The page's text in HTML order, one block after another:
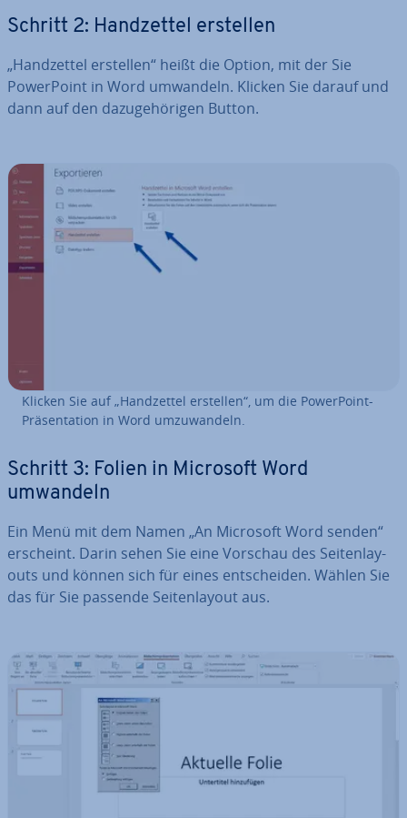
Schritt 2: Hand­zet­tel erstellen
„Hand­zet­tel erstellen“ heißt die Option, mit der Sie
Power­Point in Word umwandeln. Klicken Sie darauf und
dann auf den da­zu­ge­hö­ri­gen Button.
Klicken Sie auf „Hand­zet­tel erstellen“, um die Power­Point-
Prä­sen­ta­ti­on in Word um­zu­wan­deln.
Schritt 3: Folien in Microsoft Word
umwandeln
Ein Menü mit dem Namen „An Microsoft Word senden“
erscheint. Darin sehen Sie eine Vorschau des Sei­ten­lay­
outs und können sich für eines ent­schei­den. Wählen Sie
das für Sie passende Sei­ten­lay­out aus.